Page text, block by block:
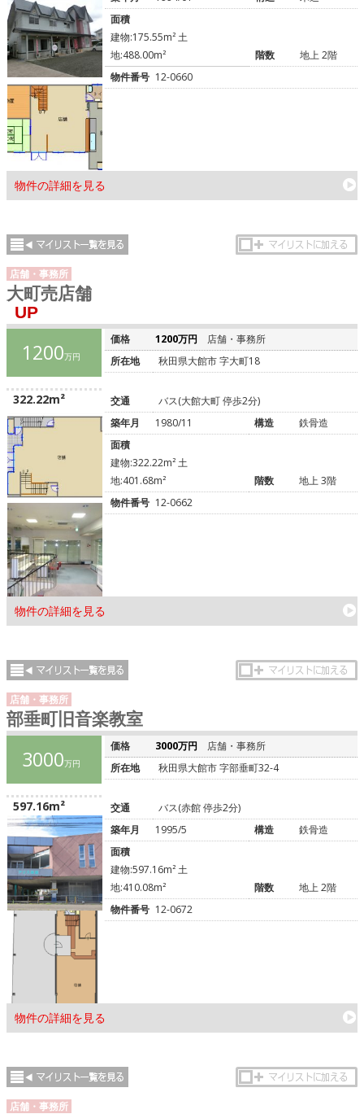
物件の詳細を見る
面積
建物:175.55m² 土
地:488.00m²
階数
地上 2階
物件番号 12-0660
店舗・事務所
大町売店舗
UP
1200万円
322.22m²
物件の詳細を見る
価格 1200万円
店舗・事務所
所在地
秋田県大館市 字大町18
交通
バス(大館大町 停歩2分)
築年月
1980/11 構造
鉄骨造
面積
建物:322.22m² 土
地:401.68m²
階数
地上 3階
物件番号 12-0662
店舗・事務所
部垂町旧音楽教室
3000万円
597.16m²
物件の詳細を見る
価格 3000万円
店舗・事務所
所在地
秋田県大館市 字部垂町32-4
交通
バス(赤館 停歩2分)
築年月
1995/5 構造
鉄骨造
面積
建物:597.16m² 土
地:410.08m²
階数
地上 2階
物件番号 12-0672
店舗・事務所